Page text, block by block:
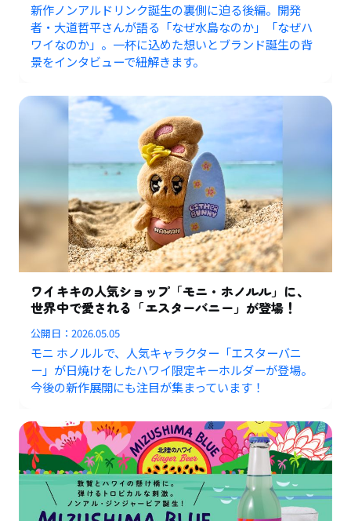
新作ノンアルドリンク誕生の裏側に迫る後編。開発
者・大道哲平さんが語る「なぜ水島なのか」「なぜハ
ワイなのか」。一杯に込めた想いとブランド誕生の背
景をインタビューで紐解きます。
ワイキキの人気ショップ「モニ・ホノルル」に、
世界中で愛される「エスターバニー」が登場！
公開日：2026.05.05
モニ ホノルルで、人気キャラクター「エスターバニ
ー」が日焼けをしたハワイ限定キーホルダーが登場。
今後の新作展開にも注目が集まっています！